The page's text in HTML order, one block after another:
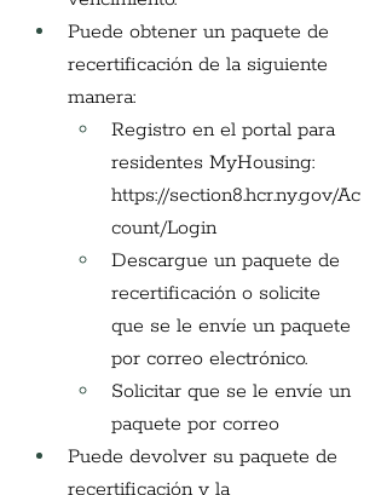
Puede obtener un paquete de
recertificación de la siguiente
manera:
Registro en el portal para
residentes MyHousing:
https://section8.hcr.ny.gov/Ac
count/Login
Descargue un paquete de
recertificación o solicite
que se le envíe un paquete
por correo electrónico.
Solicitar que se le envíe un
paquete por correo
Puede devolver su paquete de
recertificación y la